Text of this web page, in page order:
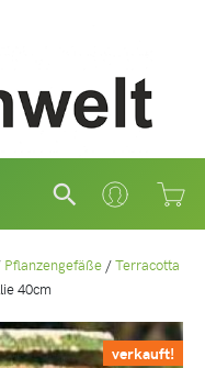
Suchen
Pflanzengefäße /Terracotta
40cm
verkauft!